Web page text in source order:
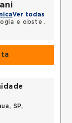
Ver todas
e obstetrícia
SP,